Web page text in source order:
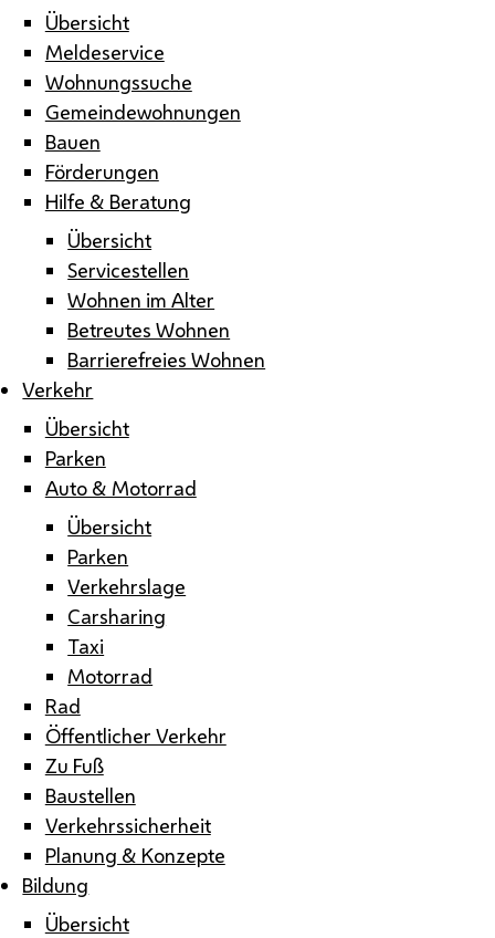
Übersicht
Meldeservice
Wohnungssuche
Gemeindewohnungen
Bauen
Förderungen
Hilfe & Beratung
Übersicht
Servicestellen
Wohnen im Alter
Betreutes Wohnen
Barrierefreies Wohnen
Verkehr
Übersicht
Parken
Auto & Motorrad
Übersicht
Parken
Verkehrslage
Carsharing
Taxi
Motorrad
Rad
Öffentlicher Verkehr
Zu Fuß
Baustellen
Verkehrssicherheit
Planung & Konzepte
Bildung
Übersicht